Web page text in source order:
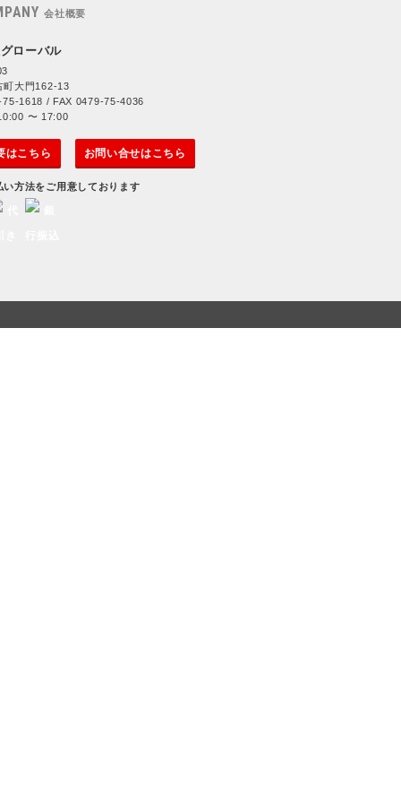
会社概要
ローバル
町大門162-13
1618 / FAX 0479-75-4036
〜 17:00
はこちら お問い合せはこちら
い方法をご用意しております